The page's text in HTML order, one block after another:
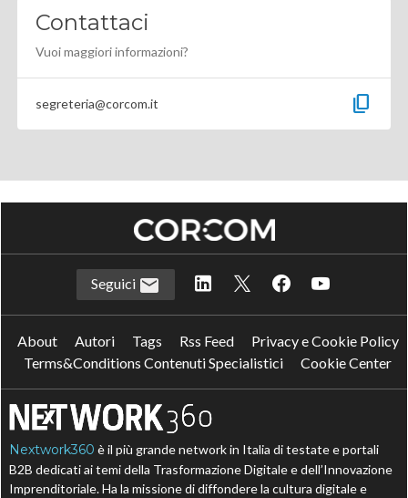
Contattaci
Vuoi maggiori informazioni?
segreteria@corcom.it content_copy
Seguici
About Autori Tags Rss Feed
Privacy e Cookie Policy
Terms&Conditions Contenuti Specialistici
Cookie Center
Nextwork360 è il più grande network in Italia di testate e portali
B2B dedicati ai temi della Trasformazione Digitale e dell’Innovazione
Imprenditoriale. Ha la missione di diffondere la cultura digitale e